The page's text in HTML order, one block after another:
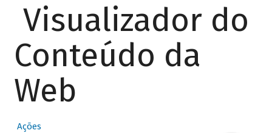
Visualizador do
Conteúdo da
Web
Ações